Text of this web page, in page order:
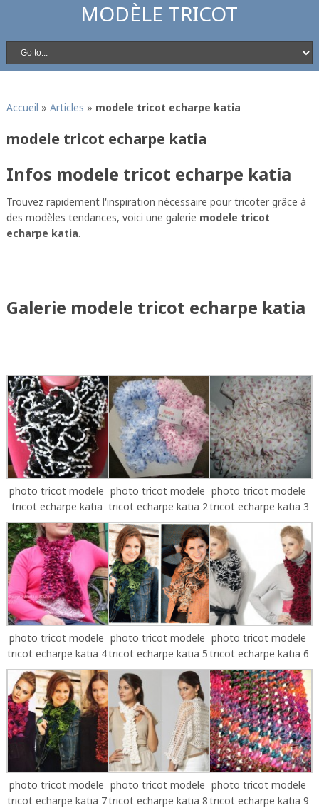
MODÈLE TRICOT
Accueil » Articles » modele tricot echarpe katia
modele tricot echarpe katia
Infos modele tricot echarpe katia
Trouvez rapidement l'inspiration nécessaire pour tricoter grâce à
des modèles tendances, voici une galerie modele tricot
echarpe katia.
Galerie modele tricot echarpe katia
photo tricot modele
tricot echarpe katia
photo tricot modele
tricot echarpe katia 2
photo tricot modele
tricot echarpe katia 3
photo tricot modele
tricot echarpe katia 4
photo tricot modele
tricot echarpe katia 5
photo tricot modele
tricot echarpe katia 6
photo tricot modele
tricot echarpe katia 7
photo tricot modele
tricot echarpe katia 8
photo tricot modele
tricot echarpe katia 9